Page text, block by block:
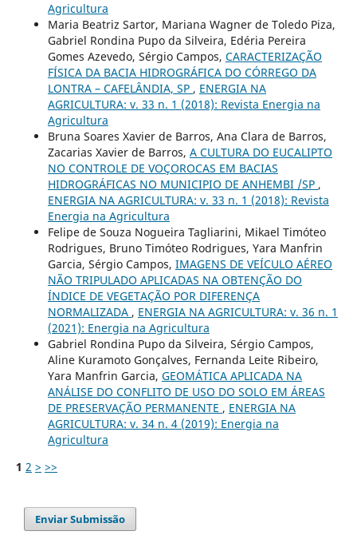
Agricultura
Maria Beatriz Sartor, Mariana Wagner de Toledo Piza,
Gabriel Rondina Pupo da Silveira, Edéria Pereira
Gomes Azevedo, Sérgio Campos, CARACTERIZAÇÃO
FÍSICA DA BACIA HIDROGRÁFICA DO CÓRREGO DA
LONTRA – CAFELÂNDIA, SP , ENERGIA NA
AGRICULTURA: v. 33 n. 1 (2018): Revista Energia na
Agricultura
Bruna Soares Xavier de Barros, Ana Clara de Barros,
Zacarias Xavier de Barros, A CULTURA DO EUCALIPTO
NO CONTROLE DE VOÇOROCAS EM BACIAS
HIDROGRÁFICAS NO MUNICIPIO DE ANHEMBI /SP ,
ENERGIA NA AGRICULTURA: v. 33 n. 1 (2018): Revista
Energia na Agricultura
Felipe de Souza Nogueira Tagliarini, Mikael Timóteo
Rodrigues, Bruno Timóteo Rodrigues, Yara Manfrin
Garcia, Sérgio Campos, IMAGENS DE VEÍCULO AÉREO
NÃO TRIPULADO APLICADAS NA OBTENÇÃO DO
ÍNDICE DE VEGETAÇÃO POR DIFERENÇA
NORMALIZADA , ENERGIA NA AGRICULTURA: v. 36 n. 1
(2021): Energia na Agricultura
Gabriel Rondina Pupo da Silveira, Sérgio Campos,
Aline Kuramoto Gonçalves, Fernanda Leite Ribeiro,
Yara Manfrin Garcia, GEOMÁTICA APLICADA NA
ANÁLISE DO CONFLITO DE USO DO SOLO EM ÁREAS
DE PRESERVAÇÃO PERMANENTE , ENERGIA NA
AGRICULTURA: v. 34 n. 4 (2019): Energia na
Agricultura
1 2 > >>
Enviar Submissão